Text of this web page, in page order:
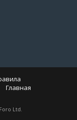
Главная
Ltd.